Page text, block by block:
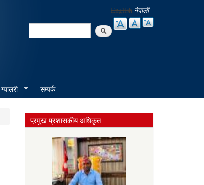
English नेपाली
Search
ग्यालरी सम्पर्क
प्रमुख प्रशासकीय अधिकृत